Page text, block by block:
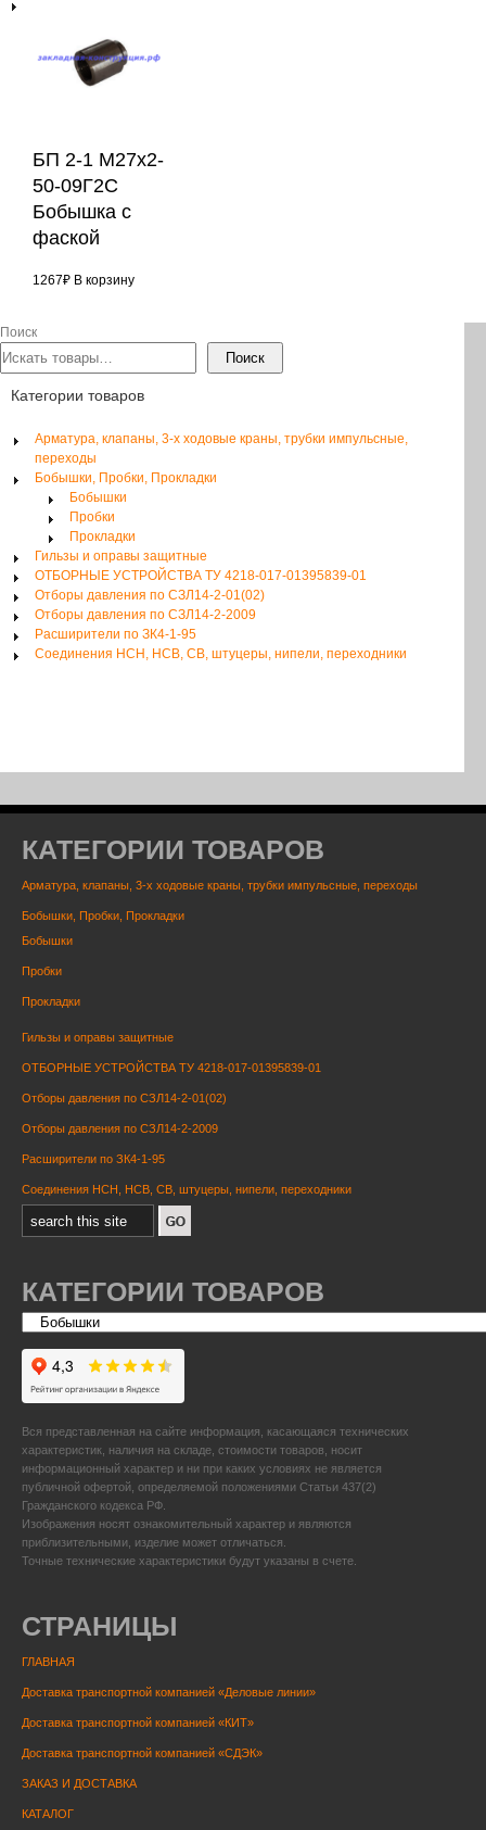
БП 2-1 М27х2-
50-09Г2С
Бобышка с
фаской
1267₽ В корзину
Поиск
Поиск
Категории товаров
Арматура, клапаны, 3-х ходовые краны, трубки импульсные,
переходы
Бобышки, Пробки, Прокладки
Бобышки
Пробки
Прокладки
Гильзы и оправы защитные
ОТБОРНЫЕ УСТРОЙСТВА ТУ 4218-017-01395839-01
Отборы давления по СЗЛ14-2-01(02)
Отборы давления по СЗЛ14-2-2009
Расширители по ЗК4-1-95
Соединения НСН, НСВ, СВ, штуцеры, нипели, переходники
КАТЕГОРИИ ТОВАРОВ
Арматура, клапаны, 3-х ходовые краны, трубки импульсные, переходы
Бобышки, Пробки, Прокладки
Бобышки
Пробки
Прокладки
Гильзы и оправы защитные
ОТБОРНЫЕ УСТРОЙСТВА ТУ 4218-017-01395839-01
Отборы давления по СЗЛ14-2-01(02)
Отборы давления по СЗЛ14-2-2009
Расширители по ЗК4-1-95
Соединения НСН, НСВ, СВ, штуцеры, нипели, переходники
КАТЕГОРИИ ТОВАРОВ
Вся представленная на сайте информация, касающаяся технических
характеристик, наличия на складе, стоимости товаров, носит
информационный характер и ни при каких условиях не является
публичной офертой, определяемой положениями Статьи 437(2)
Гражданского кодекса РФ.
Изображения носят ознакомительный характер и являются
приблизительными, изделие может отличаться.
Точные технические характеристики будут указаны в счете.
СТРАНИЦЫ
ГЛАВНАЯ
Доставка транспортной компанией «Деловые линии»
Доставка транспортной компанией «КИТ»
Доставка транспортной компанией «СДЭК»
ЗАКАЗ И ДОСТАВКА
КАТАЛОГ